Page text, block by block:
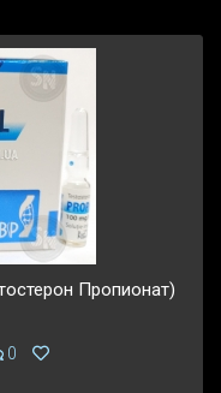
Пропионат)
0